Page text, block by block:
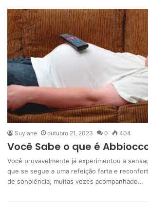
Suylane outubro 21, 2023 0 404
Você Sabe o que é
Você provavelmente já experimentou a
que se segue a uma refeição farta e
de sonolência, muitas vezes acompanhado…